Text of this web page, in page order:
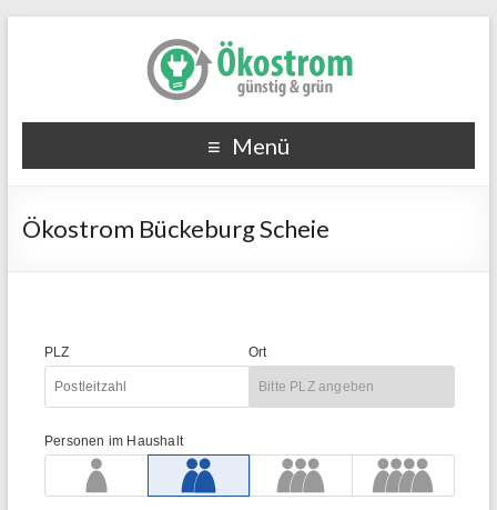
Menü
Ökostrom Bückeburg Scheie